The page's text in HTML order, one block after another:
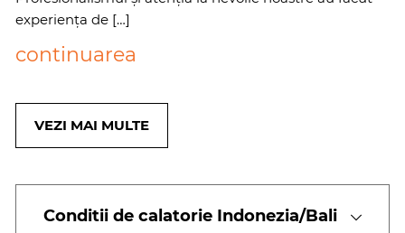
experiența de […]
continuarea
VEZI MAI MULTE
Conditii de calatorie Indonezia/Bali